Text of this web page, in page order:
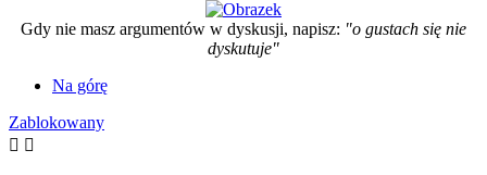
Gdy nie masz argumentów w dyskusji, napisz: "o gustach się nie
dyskutuje"
Na górę
Zablokowany